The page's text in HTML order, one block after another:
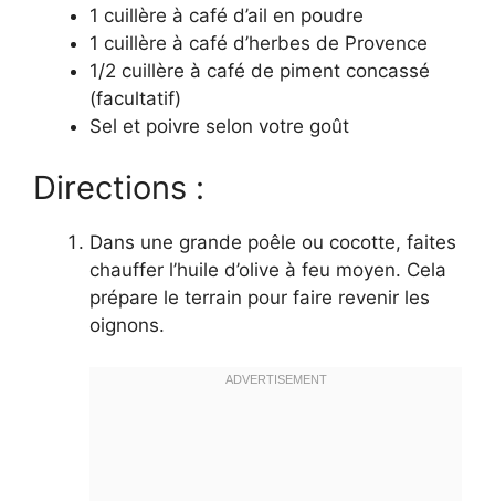
1 cuillère à café d’ail en poudre
1 cuillère à café d’herbes de Provence
1/2 cuillère à café de piment concassé
(facultatif)
Sel et poivre selon votre goût
Directions :
Dans une grande poêle ou cocotte, faites
chauffer l’huile d’olive à feu moyen. Cela
prépare le terrain pour faire revenir les
oignons.